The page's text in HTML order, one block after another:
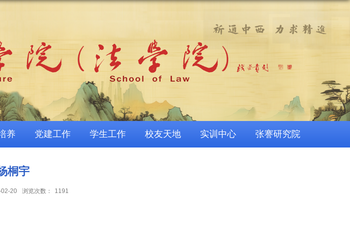
养 党建工作 学生工作 校友天地 实训中心 张謇研究院
桐宇
02-20 浏览次数： 1191